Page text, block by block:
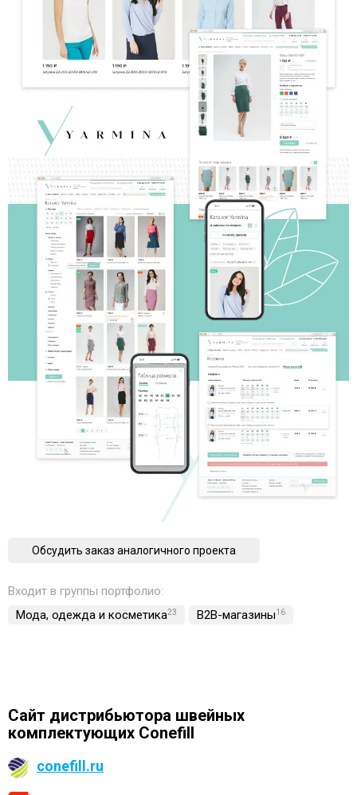
Обсудить заказ аналогичного проекта
Входит в группы портфолио:
Мода, одежда и косметика23 B2B-магазины16
Сайт дистрибьютора швейных
комплектующих Conefill
conefill.ru